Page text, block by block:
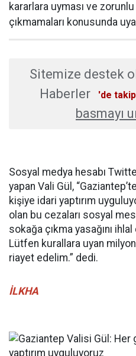
kararlara uyması ve
çıkmamaları konusunda
Sitemize destek
Haberler
'de
basmayı
Sosyal medya hesabı
yapan Vali Gül,
kişiye idari yaptırım
olan bu cezaları sosyal
sokağa çıkma yasağını
Lütfen kurallara uyan
riayet edelim.” dedi.
İLKHA